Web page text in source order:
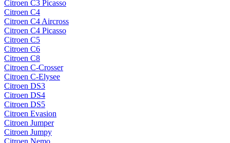
Citroen C3 Picasso
Citroen C4
Citroen C4 Aircross
Citroen C4 Picasso
Citroen C5
Citroen C6
Citroen C8
Citroen C-Crosser
Citroen C-Elysee
Citroen DS3
Citroen DS4
Citroen DS5
Citroen Evasion
Citroen Jumper
Citroen Jumpy
Citroen Nemo